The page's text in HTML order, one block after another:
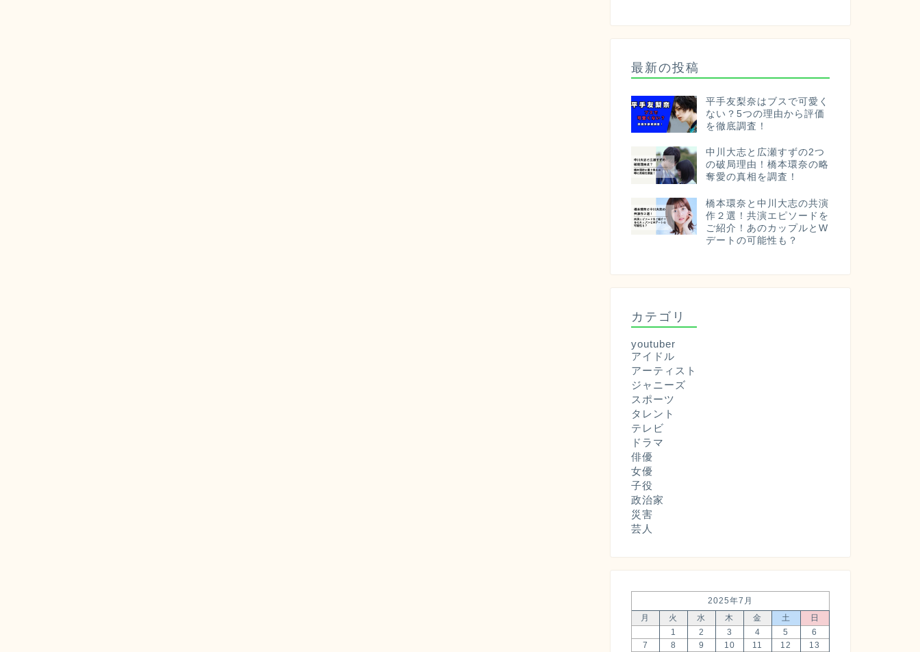
最新の投稿
平手友梨奈はブスで可愛く
ない？5つの理由から評価
を徹底調査！
中川大志と広瀬すずの2つ
の破局理由！橋本環奈の略
奪愛の真相を調査！
橋本環奈と中川大志の共演
作２選！共演エピソードを
ご紹介！あのカップルとW
デートの可能性も？
カテゴリ
youtuber
アイドル
アーティスト
ジャニーズ
スポーツ
タレント
テレビ
ドラマ
俳優
女優
子役
政治家
災害
芸人
2025年7月
月
火 水 木 金 土
日
1
2 3 4 5
6
7
8 9 10 11 12
13